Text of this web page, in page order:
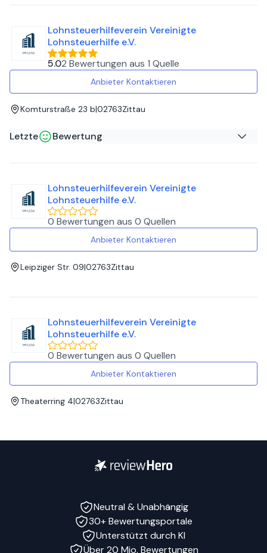
MAREK C auf
Pomocna i uczciwa pomoc w rozliczeniu podatku blisko
granicy.
Lohnsteuerhilfeverein Vereinigte
Lohnsteuerhilfe e.V.
5.02 Bewertungen aus 1 Quelle
Anbieter Kontaktieren
Komturstraße 23 b|02763Zittau
Letzte Bewertung
Thomas B auf
Eine sehr nette Frau die ihre Arbeit auch schnell erledigt.
Super weiter zu empfehlen !!!
Lohnsteuerhilfeverein Vereinigte
Lohnsteuerhilfe e.V.
0 Bewertungen aus 0 Quellen
Anbieter Kontaktieren
Leipziger Str. 09|02763Zittau
Lohnsteuerhilfeverein Vereinigte
Lohnsteuerhilfe e.V.
0 Bewertungen aus 0 Quellen
Anbieter Kontaktieren
Theaterring 4|02763Zittau
Neutral & Unabhängig
30+ Bewertungsportale
Unterstützt durch KI
Über 20 Mio. Bewertungen